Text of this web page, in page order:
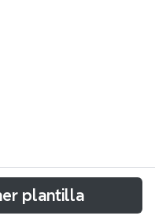
template provides
for
plantilla